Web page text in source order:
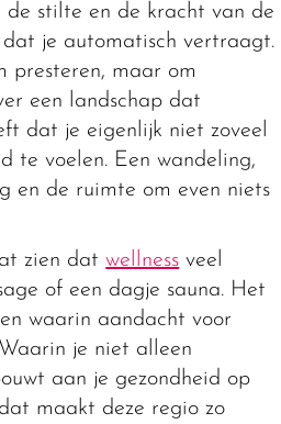
de stilte en de kracht van de
je automatisch vertraagt.
presteren, maar om
een landschap dat
dat je eigenlijk niet zoveel
te voelen. Een wandeling,
en de ruimte om even niets
zien datwellness veel
of een dagje sauna. Het
waarin aandacht voor
je niet alleen
aan je gezondheid op
maakt deze regio zo